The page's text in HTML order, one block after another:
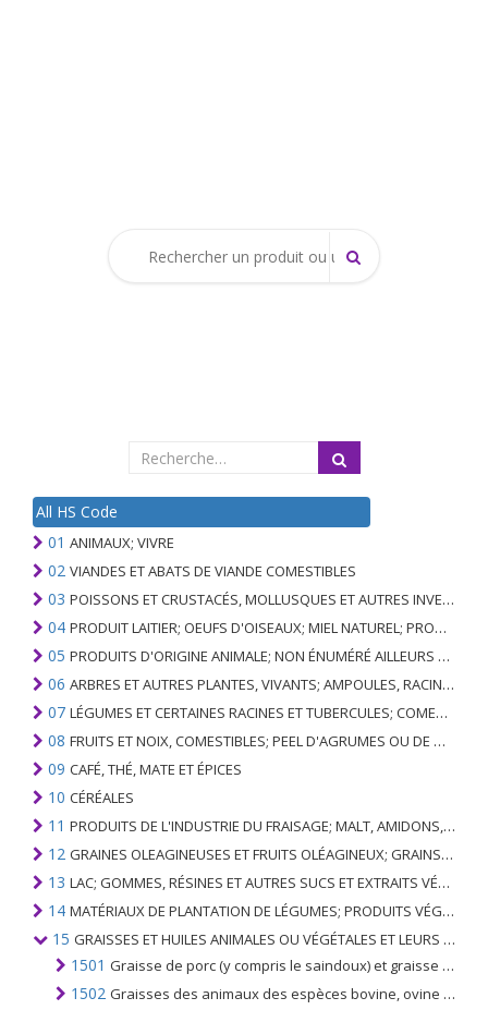
All HS Code
01 ANIMAUX; VIVRE
02 VIANDES ET ABATS DE VIANDE COMESTIBLES
03 POISSONS ET CRUSTACÉS, MOLLUSQUES ET AUTRES INVERTÉBRÉS AQUATIQUES
04 PRODUIT LAITIER; OEUFS D'OISEAUX; MIEL NATUREL; PRODUITS COMESTIBLES D'ORIGINE ANIMALE, NON ÉNUMÉRÉS AILLEURS OU INCLUS
05 PRODUITS D'ORIGINE ANIMALE; NON ÉNUMÉRÉ AILLEURS OU INCLUS
06 ARBRES ET AUTRES PLANTES, VIVANTS; AMPOULES, RACINES ET ANALOGUES; FLEURS COUPEES ET FEUILLAGE ORNEMENTAL
07 LÉGUMES ET CERTAINES RACINES ET TUBERCULES; COMESTIBLE
08 FRUITS ET NOIX, COMESTIBLES; PEEL D'AGRUMES OU DE MELONS
09 CAFÉ, THÉ, MATE ET ÉPICES
10 CÉRÉALES
11 PRODUITS DE L'INDUSTRIE DU FRAISAGE; MALT, AMIDONS, INULINE, GLUTEN DE BLÉ
12 GRAINES OLEAGINEUSES ET FRUITS OLÉAGINEUX; GRAINS DIVERS, GRAINES ET FRUITS, PLANTES INDUSTRIELLES OU MÉDICINALES; PAILLE ET FOURRAGE
13 LAC; GOMMES, RÉSINES ET AUTRES SUCS ET EXTRAITS VÉGÉTAUX
14 MATÉRIAUX DE PLANTATION DE LÉGUMES; PRODUITS VÉGÉTAUX NON DÉNOMMÉS NI COMPRIS AILLEURS
15 GRAISSES ET HUILES ANIMALES OU VÉGÉTALES ET LEURS PRODUITS DE CLIVAGE; GRAISSES ANIMALES PRÉPARÉES; CIRES ANIMALES OU VÉGÉTALES
1501 Graisse de porc (y compris le saindoux) et graisse de volaille, autres que ceux des nos 0209 ou 1503
1502 Graisses des animaux des espèces bovine, ovine ou caprine, autres que celles du no 1503